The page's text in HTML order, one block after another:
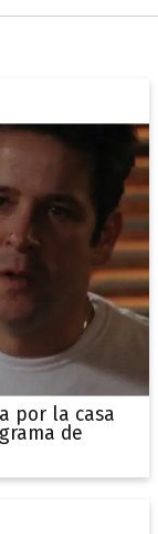
por la casa
de